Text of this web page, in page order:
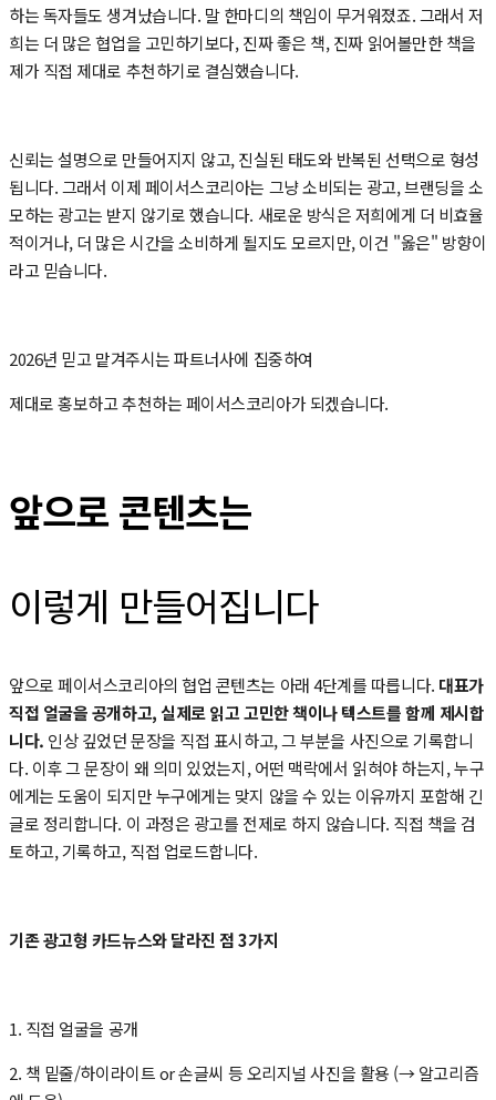
하는 독자들도 생겨났습니다. 말 한마디의 책임이 무거워졌죠. 그래서 저
희는 더 많은 협업을 고민하기보다, 진짜 좋은 책, 진짜 읽어볼만한 책을
제가 직접 제대로 추천하기로 결심했습니다.
신뢰는 설명으로 만들어지지 않고, 진실된 태도와 반복된 선택으로 형성
됩니다. 그래서 이제 페이서스코리아는 그냥 소비되는 광고, 브랜딩을 소
모하는 광고는 받지 않기로 했습니다. 새로운 방식은 저희에게 더 비효율
적이거나, 더 많은 시간을 소비하게 될지도 모르지만, 이건 "옳은" 방향이
라고 믿습니다.
2026년 믿고 맡겨주시는 파트너사에 집중하여
제대로 홍보하고 추천하는 페이서스코리아가 되겠습니다.
앞으로 콘텐츠는
이렇게 만들어집니다
앞으로 페이서스코리아의 협업 콘텐츠는 아래 4단계를 따릅니다. 대표가
직접 얼굴을 공개하고, 실제로 읽고 고민한 책이나 텍스트를 함께 제시합
니다. 인상 깊었던 문장을 직접 표시하고, 그 부분을 사진으로 기록합니
다. 이후 그 문장이 왜 의미 있었는지, 어떤 맥락에서 읽혀야 하는지, 누구
에게는 도움이 되지만 누구에게는 맞지 않을 수 있는 이유까지 포함해 긴
글로 정리합니다. 이 과정은 광고를 전제로 하지 않습니다. 직접 책을 검
토하고, 기록하고, 직접 업로드합니다.
기존 광고형 카드뉴스와 달라진 점 3가지
1. 직접 얼굴을 공개
2. 책 밑줄/하이라이트 or 손글씨 등 오리지널 사진을 활용 (→ 알고리즘